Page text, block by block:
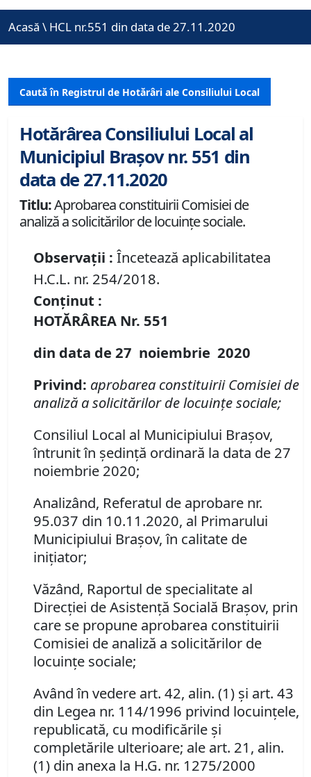
Acasă \ HCL nr.551 din data de 27.11.2020
Caută în Registrul de Hotărâri ale Consiliului Local
Hotărârea Consiliului Local al
Municipiul Brașov nr. 551 din
data de 27.11.2020
Titlu:Aprobarea constituirii Comisiei de
analiză a solicitărilor de locuinţe sociale.
Observații : Încetează aplicabilitatea
H.C.L. nr. 254/2018.
Conținut :
HOTĂRÂREA Nr. 551
din data de 27 noiembrie 2020
Privind: aprobarea constituirii Comisiei de
analiză a solicitărilor de locuinţe sociale;
Consiliul Local al Municipiului Brașov,
întrunit în ședință ordinară la data de 27
noiembrie 2020;
Analizând, Referatul de aprobare nr.
95.037 din 10.11.2020, al Primarului
Municipiului Brașov, în calitate de
inițiator;
Văzând, Raportul de specialitate al
Direcției de Asistență Socială Brașov, prin
care se propune aprobarea constituirii
Comisiei de analiză a solicitărilor de
locuinţe sociale;
Având în vedere art. 42, alin. (1) şi art. 43
din Legea nr. 114/1996 privind locuinţele,
republicată, cu modificările şi
completările ulterioare; ale art. 21, alin.
(1) din anexa la H.G. nr. 1275/2000